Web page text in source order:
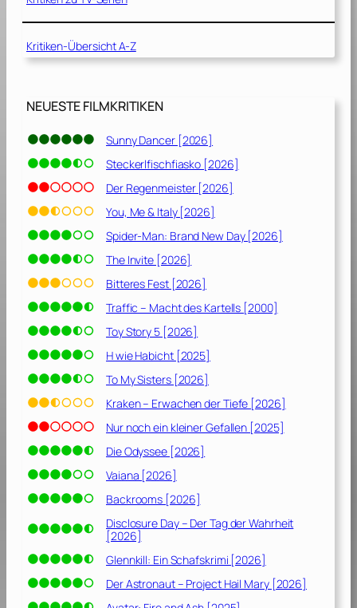
g
e
s
A
n
e
u
e
r
[
2
0
1
8
]
Kritiken-Übersicht A-Z
NEUESTE FILMKRITIKEN
Sunny Dancer [2026]
Steckerlfischfiasko [2026]
Der Regenmeister [2026]
You, Me & Italy [2026]
Spider-Man: Brand New Day [2026]
The Invite [2026]
Bitteres Fest [2026]
Traffic – Macht des Kartells [2000]
Toy Story 5 [2026]
H wie Habicht [2025]
To My Sisters [2026]
Kraken – Erwachen der Tiefe [2026]
Nur noch ein kleiner Gefallen [2025]
Die Odyssee [2026]
Vaiana [2026]
Backrooms [2026]
Disclosure Day – Der Tag der Wahrheit
[2026]
Glennkill: Ein Schafskrimi [2026]
Der Astronaut – Project Hail Mary [2026]